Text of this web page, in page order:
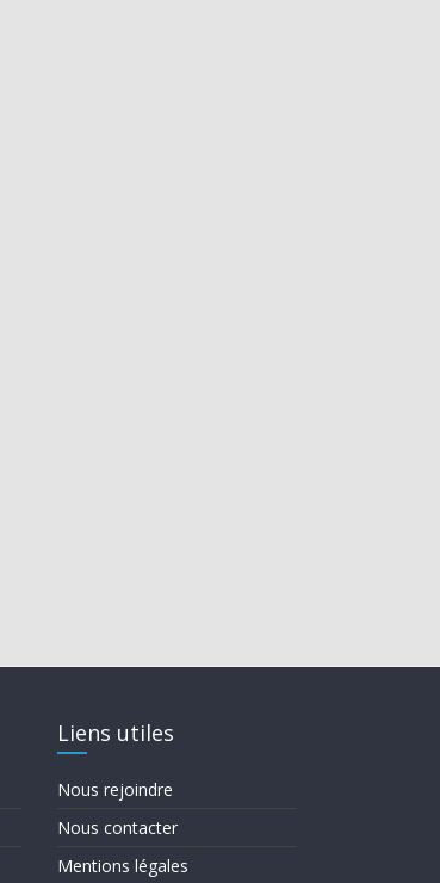
Liens utiles
Nous rejoindre
Nous contacter
Mentions légales